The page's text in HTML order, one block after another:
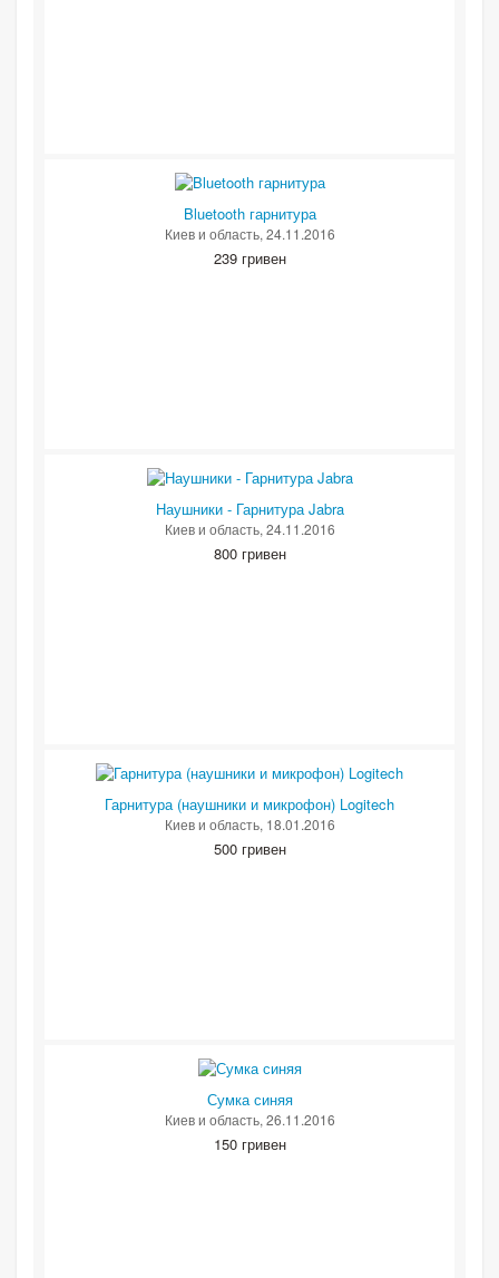
Bluetooth гарнитура
Киев и область, 24.11.2016
239 гривен
Наушники - Гарнитура Jabra
Киев и область, 24.11.2016
800 гривен
Гарнитура (наушники и микрофон) Logitech
Киев и область, 18.01.2016
500 гривен
Сумка синяя
Киев и область, 26.11.2016
150 гривен